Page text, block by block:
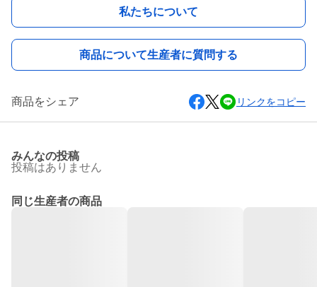
私たちについて
商品について生産者に質問する
商品をシェア リンクをコピー
みんなの投稿
投稿はありません
同じ生産者の商品